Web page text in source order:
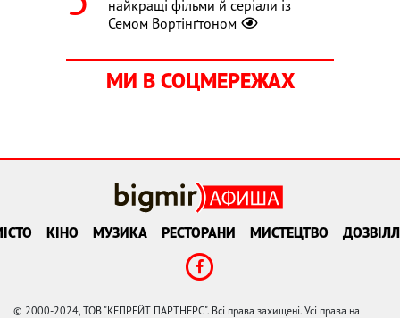
найкращі фільми й серіали із
Семом Вортінґтоном
МИ В СОЦМЕРЕЖАХ
КІНО МУЗИКА РЕСТОРАНИ МИСТЕЦТВО
© 2000-2024, ТОВ "КЕПРЕЙТ ПАРТНЕРС". Всі права захищені. Усі права на